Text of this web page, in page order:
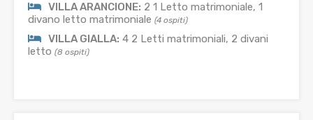
VILLA ARANCIONE: 2 1 Letto matrimoniale, 1
divano letto matrimoniale (4 ospiti)
VILLA GIALLA: 4 2 Letti matrimoniali, 2 divani
letto (8 ospiti)